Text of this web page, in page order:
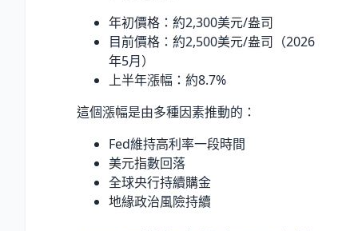
年初價格：約2,300美元/盎司
目前價格：約2,500美元/盎司（2026
年5月）
上半年漲幅：約8.7%
這個漲幅是由多種因素推動的：
Fed維持高利率一段時間
美元指數回落
全球央行持續購金
地緣政治風險持續